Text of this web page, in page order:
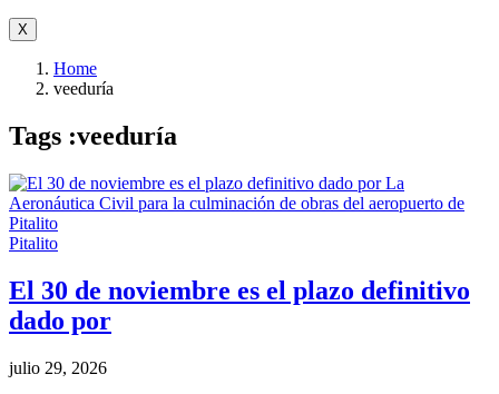
X
Home
veeduría
Tags :veeduría
Pitalito
El 30 de noviembre es el plazo definitivo
dado por
julio 29, 2026